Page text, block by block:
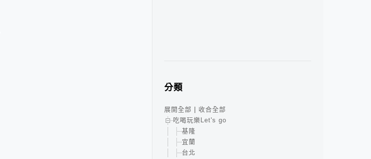
分類
展開全部
收合全部
吃喝玩樂Let's go
基隆
宜蘭
台北